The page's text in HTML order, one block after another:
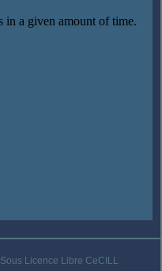
Sous Licence Libre CeCILL